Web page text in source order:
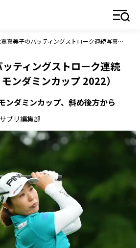
比嘉真美子のパッティングストローク連続写真（アース・モンダミンカップ 2022）
ティングストローク連続
ンダミンカップ 2022）
ンダミンカップ、斜め後方から
プリ編集部